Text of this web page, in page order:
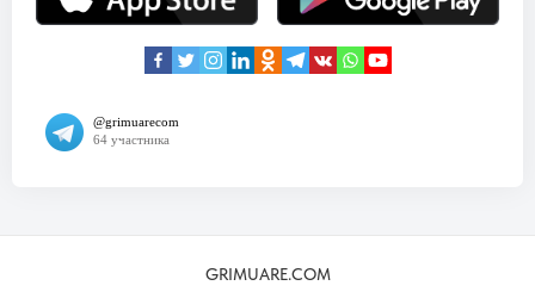
GRIMUARE.COM